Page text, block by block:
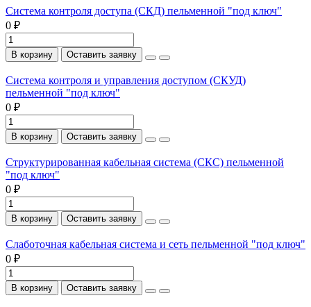
Система контроля доступа (СКД) пельменной "под ключ"
0 ₽
В корзину Оставить заявку
Система контроля и управления доступом (СКУД)
пельменной "под ключ"
0 ₽
В корзину Оставить заявку
Структурированная кабельная система (СКС) пельменной
"под ключ"
0 ₽
В корзину Оставить заявку
Слаботочная кабельная система и сеть пельменной "под ключ"
0 ₽
В корзину Оставить заявку